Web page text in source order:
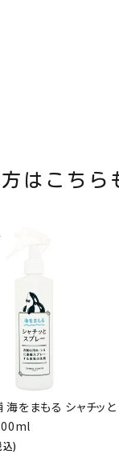
はこちら
海をまもる シャチッと
)